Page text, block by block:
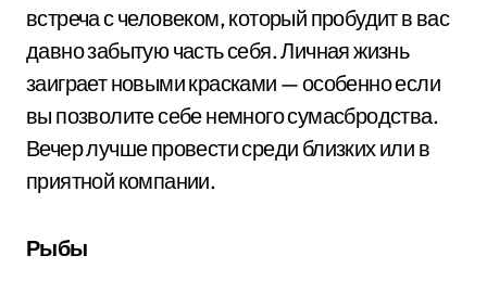
встреча с человеком, который пробудит в вас
давно забытую часть себя. Личная жизнь
заиграет новыми красками — особенно если
вы позволите себе немного сумасбродства.
Вечер лучше провести среди близких или в
приятной компании.
Рыбы